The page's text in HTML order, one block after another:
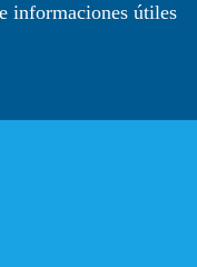
informaciones útiles